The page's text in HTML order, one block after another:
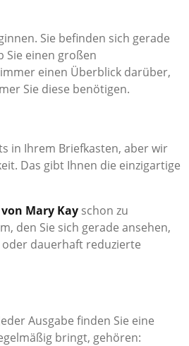
Sie befinden sich gerade
Sie einen großen
einen Überblick darüber,
Sie diese benötigen.
in Ihrem Briefkasten, aber wir
Das gibt Ihnen die einzigartige
Mary Kay schon zu
den Sie sich gerade ansehen,
oder dauerhaft reduzierte
Ausgabe finden Sie eine
bringt, gehören: